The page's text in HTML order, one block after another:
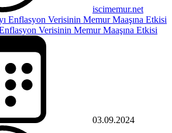
iscimemur.net
Verisinin Memur Maaşına Etkisi
03.09.2024